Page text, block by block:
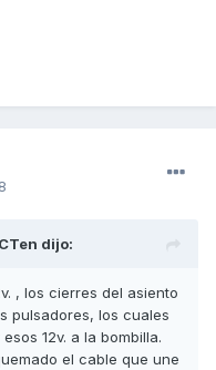
dijo:
, los cierres del asiento
pulsadores, los cuales
12v. a la bombilla.
el cable que une